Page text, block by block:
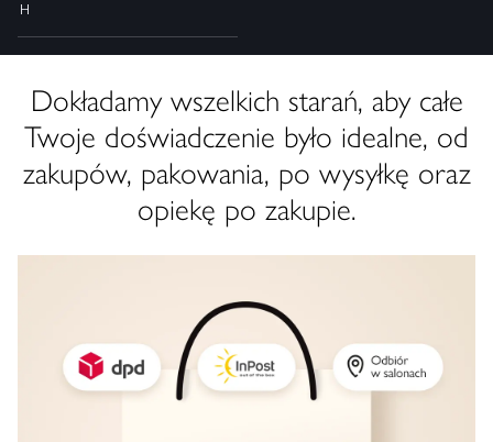
H
Dokładamy wszelkich starań, aby całe
Twoje doświadczenie było idealne, od
zakupów, pakowania, po wysyłkę oraz
opiekę po zakupie.